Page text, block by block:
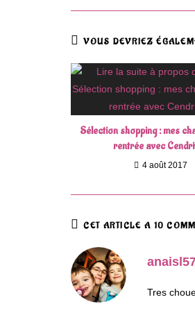
VOUS DEVRIEZ
Sélection shopping : mes
rentrée avec
4 août 2017
CET ARTICLE A 10
Tres